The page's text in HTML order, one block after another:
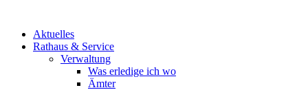
Aktuelles
Rathaus & Service
Verwaltung
Was erledige ich wo
Ämter